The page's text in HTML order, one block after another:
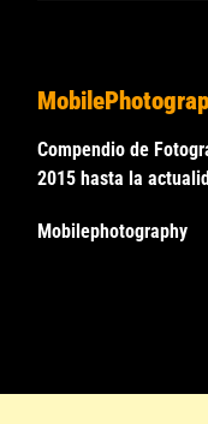
Compendio de
2015 hasta la
Mobilephotography